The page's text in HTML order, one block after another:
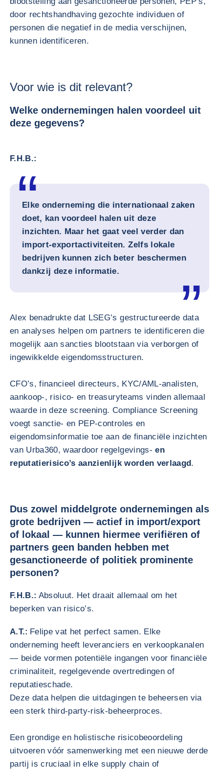
door rechtshandhaving gezochte individuen of
personen die negatief in de media verschijnen,
kunnen identificeren.
Voor wie is dit relevant?
Welke ondernemingen halen voordeel uit
deze gegevens?
F.H.B.:
Elke onderneming die internationaal zaken
doet, kan voordeel halen uit deze
inzichten. Maar het gaat veel verder dan
import‑exportactiviteiten. Zelfs lokale
bedrijven kunnen zich beter beschermen
dankzij deze informatie.
Alex benadrukte dat LSEG’s gestructureerde data
en analyses helpen om partners te identificeren die
mogelijk aan sancties blootstaan via verborgen of
ingewikkelde eigendomsstructuren.
CFO’s, financieel directeurs, KYC/AML‑analisten,
aankoop-, risico‑ en treasuryteams vinden allemaal
waarde in deze screening. Compliance Screening
voegt sanctie‑ en PEP‑controles en
eigendomsinformatie toe aan de financiële inzichten
van Urba360, waardoor regelgevings-en
reputatierisico’s aanzienlijk worden verlaagd.
Dus zowel middelgrote ondernemingen als
grote bedrijven — actief in import/export
of lokaal — kunnen hiermee verifiëren of
partners geen banden hebben met
gesanctioneerde of politiek prominente
personen?
F.H.B.: Absoluut. Het draait allemaal om het
beperken van risico’s.
A.T.: Felipe vat het perfect samen. Elke
onderneming heeft leveranciers en verkoopkanalen
— beide vormen potentiële ingangen voor financiële
criminaliteit, regelgevende overtredingen of
reputatieschade.
Deze data helpen die uitdagingen te beheersen via
een sterk third‑party‑risk‑beheerproces.
Een grondige en holistische risicobeoordeling
uitvoeren vóór samenwerking met een nieuwe derde
partij is cruciaal in elke supply chain of